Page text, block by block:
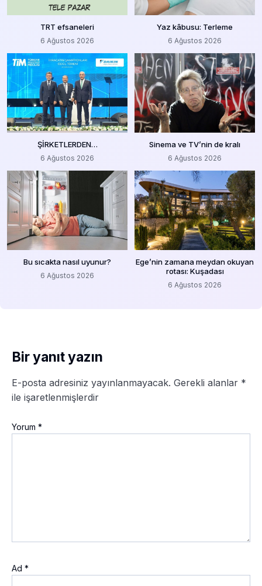
TRT efsaneleri
6 Ağustos 2026
Yaz kâbusu: Terleme
6 Ağustos 2026
ŞİRKETLERDEN…
6 Ağustos 2026
Sinema ve TV’nin de kralı
6 Ağustos 2026
Bu sıcakta nasıl uyunur?
6 Ağustos 2026
Ege’nin zamana meydan okuyan
rotası: Kuşadası
6 Ağustos 2026
Bir yanıt yazın
E-posta adresiniz yayınlanmayacak. Gerekli alanlar *
ile işaretlenmişlerdir
Yorum *
Ad *